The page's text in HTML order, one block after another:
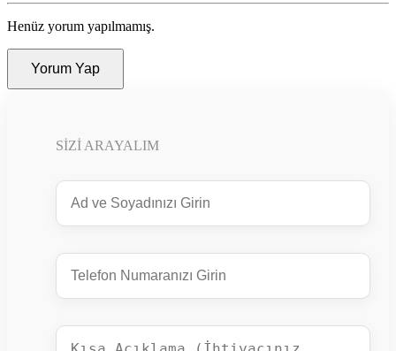
Henüz yorum yapılmamış.
Yorum Yap
SIZI ARAYALIM